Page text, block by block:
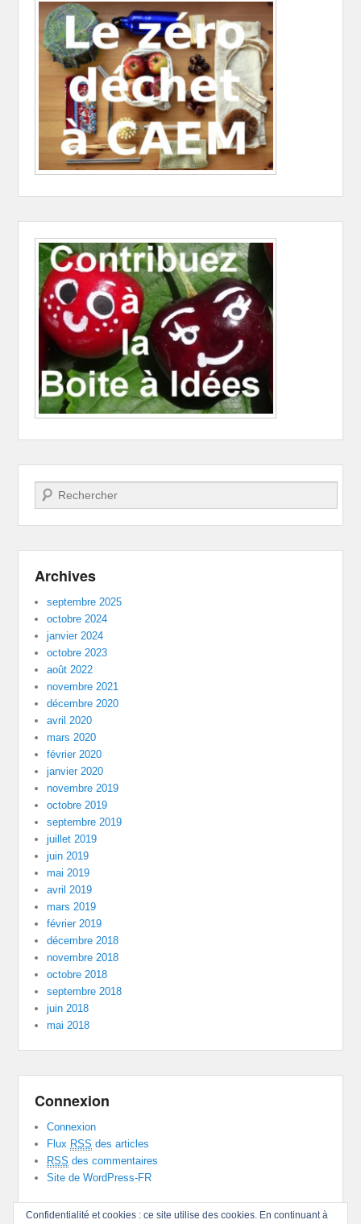
Recherche
Archives
septembre 2025
octobre 2024
janvier 2024
octobre 2023
août 2022
novembre 2021
décembre 2020
avril 2020
mars 2020
février 2020
janvier 2020
novembre 2019
octobre 2019
septembre 2019
juillet 2019
juin 2019
mai 2019
avril 2019
mars 2019
février 2019
décembre 2018
novembre 2018
octobre 2018
septembre 2018
juin 2018
mai 2018
Connexion
Connexion
Flux RSS des articles
RSS des commentaires
Site de WordPress-FR
Confidentialité et cookies : ce site utilise des cookies. En continuant à